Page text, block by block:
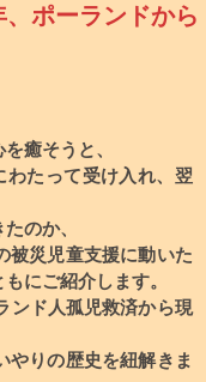
ポーランドから
癒そうと、
わたって受け入れ、翌
のか、
被災児童支援に動いた
にご紹介します。
ンド人孤児救済から現
やりの歴史を紐解きま